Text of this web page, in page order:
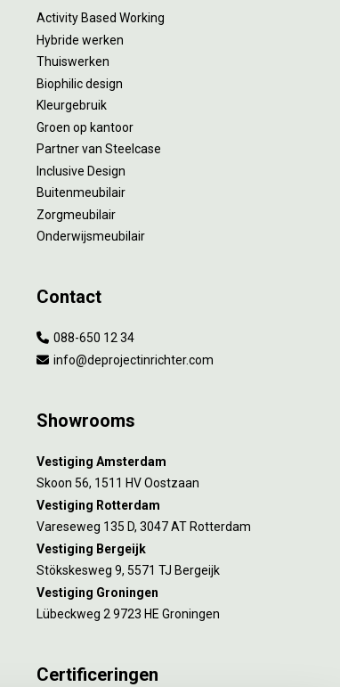
Activity Based Working
Hybride werken
Thuiswerken
Biophilic design
Kleurgebruik
Groen op kantoor
Partner van Steelcase
Inclusive Design
Buitenmeubilair
Zorgmeubilair
Onderwijsmeubilair
Contact
088-650 12 34
info@deprojectinrichter.com
Showrooms
Vestiging Amsterdam
Skoon 56, 1511 HV Oostzaan
Vestiging Rotterdam
Vareseweg 135 D, 3047 AT Rotterdam
Vestiging Bergeijk
Stökskesweg 9, 5571 TJ Bergeijk
Vestiging Groningen
Lübeckweg 2 9723 HE Groningen
Certificeringen